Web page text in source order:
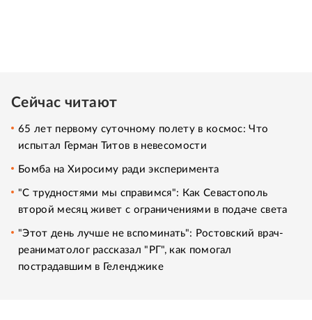
Сейчас читают
65 лет первому суточному полету в космос: Что
испытал Герман Титов в невесомости
Бомба на Хиросиму ради эксперимента
"С трудностями мы справимся": Как Севастополь
второй месяц живет с ограничениями в подаче света
"Этот день лучше не вспоминать": Ростовский врач-
реаниматолог рассказал "РГ", как помогал
пострадавшим в Геленджике